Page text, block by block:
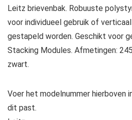
Leitz brievenbak. Robuuste
voor individueel gebruik of
gestapeld worden. Geschikt voor
Stacking Modules. Afmetingen:
zwart.
Voer het modelnummer hierboven
dit past.